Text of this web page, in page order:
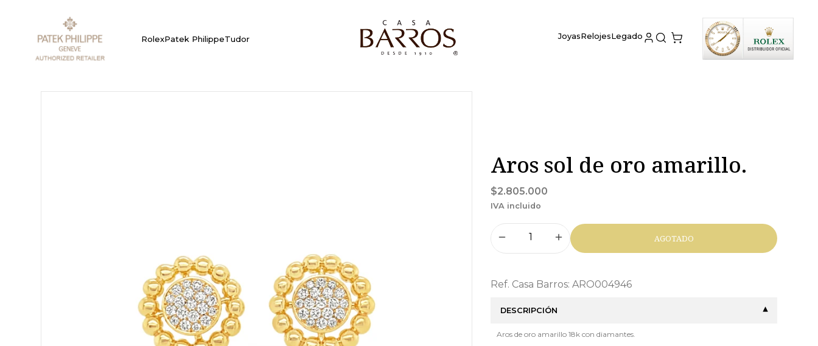
RolexPatek PhilippeTudor JoyasRelojesLegado
Aros sol de oro amarillo.
$2.805.000
IVA incluido
AGOTADO
Ref. Casa Barros: ARO004946
DESCRIPCIÓN
Aros de oro amarillo 18k con diamantes.